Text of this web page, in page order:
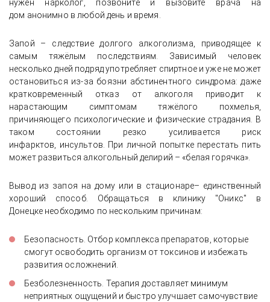
нужен нарколог, позвоните и вызовите врача на
дом анонимно в любой день и время.
Запой – следствие долгого алкоголизма, приводящее к
самым тяжёлым последствиям. Зависимый человек
несколько дней подряд употребляет спиртное и уже не может
остановиться из-за боязни абстинентного синдрома: даже
кратковременный отказ от алкоголя приводит к
нарастающим симптомам тяжёлого похмелья,
причиняющего психологические и физические страдания. В
таком состоянии резко усиливается риск
инфарктов, инсультов. При личной попытке перестать пить
может развиться алкогольный делирий – «белая горячка».
Вывод из запоя на дому или в стационаре– единственный
хороший способ. Обращаться в клинику "Оникс" в
Донецке необходимо по нескольким причинам:
Безопасность. Отбор комплекса препаратов, которые
смогут освободить организм от токсинов и избежать
развития осложнений.
Безболезненность. Терапия доставляет минимум
неприятных ощущений и быстро улучшает самочувствие